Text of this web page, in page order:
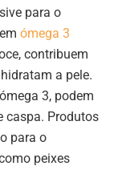
para o
ómega 3
contribuem
a pele.
3, podem
caspa. Produtos
para o
peixes